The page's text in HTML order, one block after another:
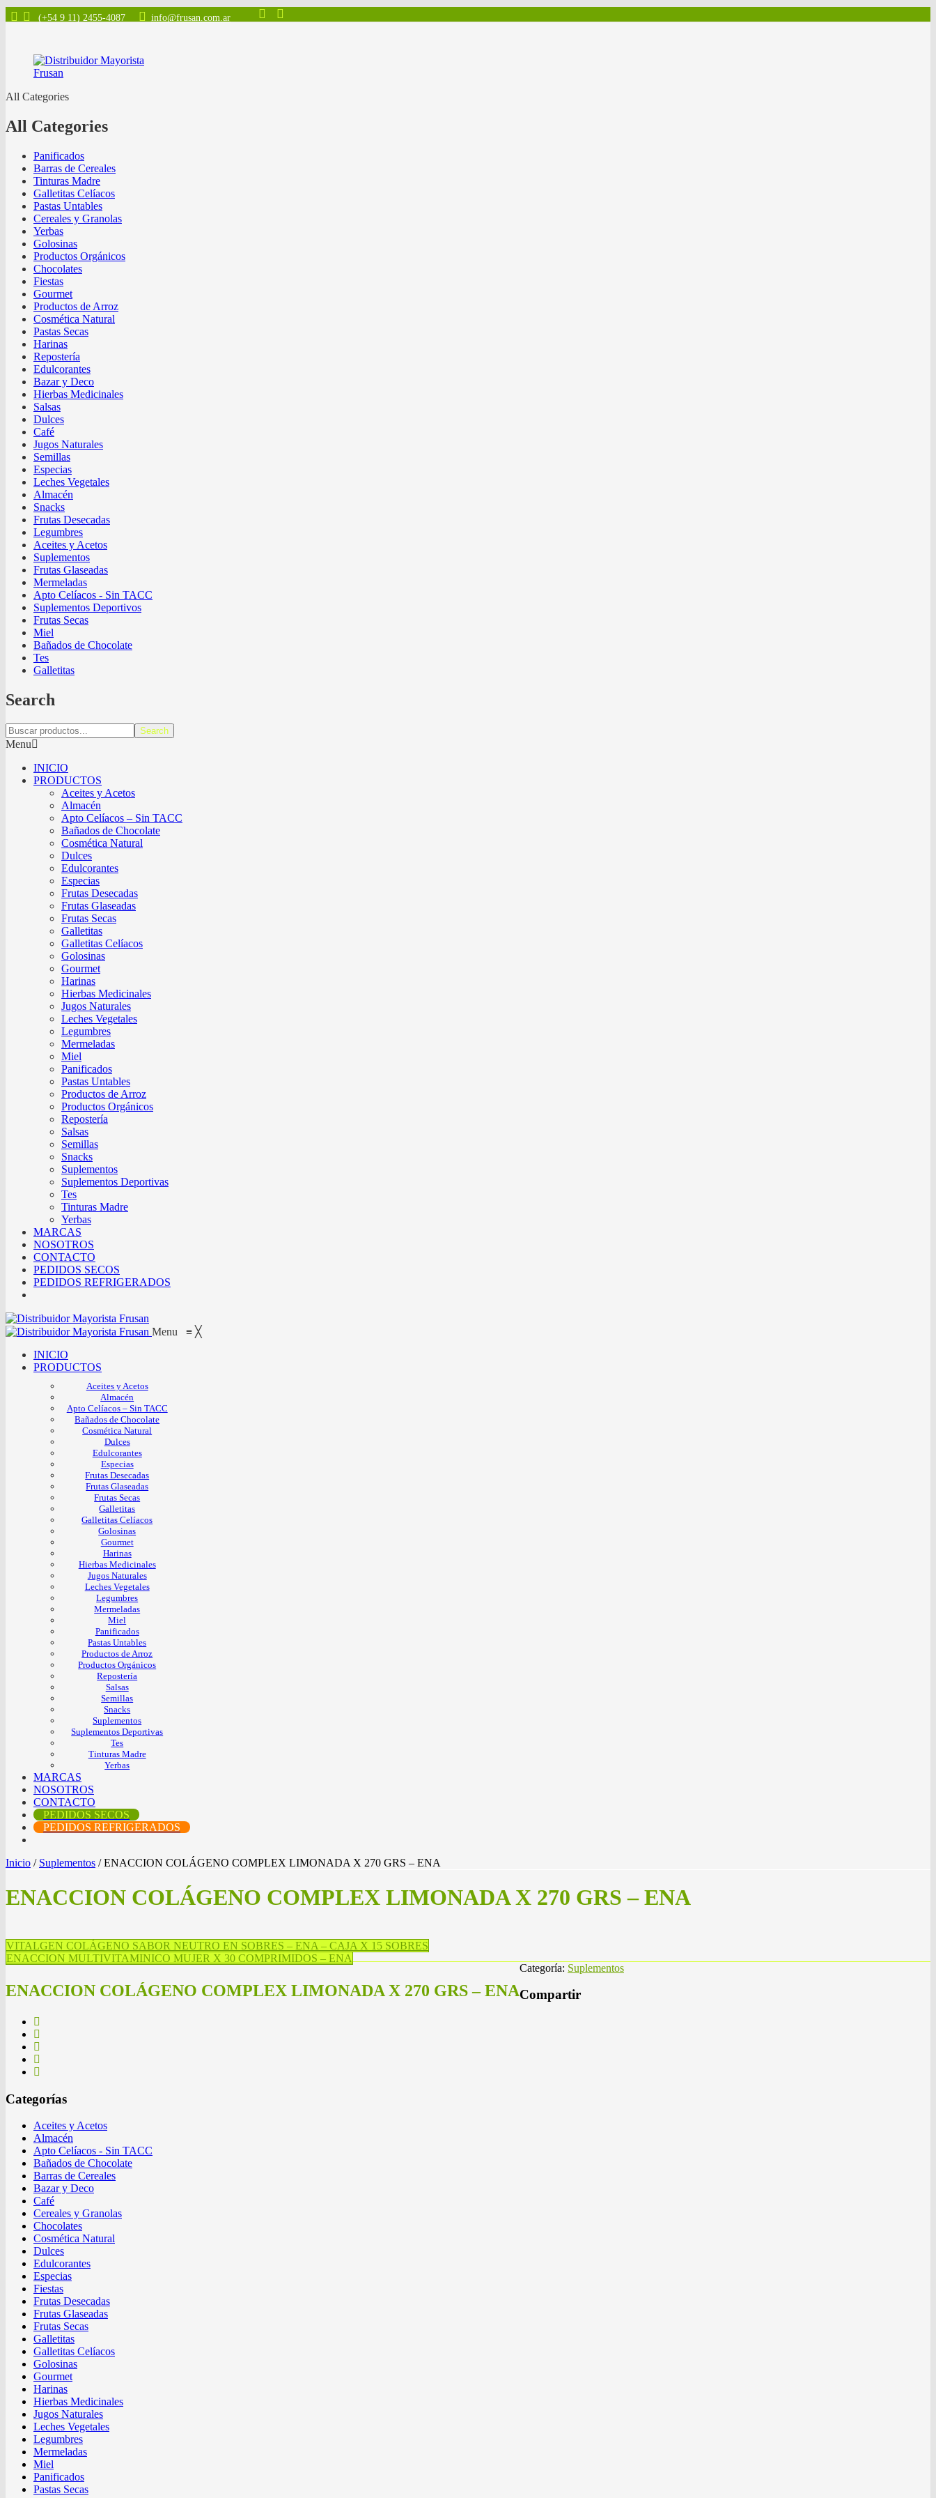
(+54 9 11) 2455-4087 info@frusan.com.ar
All Categories
All Categories
Panificados
Barras de Cereales
Tinturas Madre
Galletitas Celíacos
Pastas Untables
Cereales y Granolas
Yerbas
Golosinas
Productos Orgánicos
Chocolates
Fiestas
Gourmet
Productos de Arroz
Cosmética Natural
Pastas Secas
Harinas
Repostería
Edulcorantes
Bazar y Deco
Hierbas Medicinales
Salsas
Dulces
Café
Jugos Naturales
Semillas
Especias
Leches Vegetales
Almacén
Snacks
Frutas Desecadas
Legumbres
Aceites y Acetos
Suplementos
Frutas Glaseadas
Mermeladas
Apto Celíacos - Sin TACC
Suplementos Deportivos
Frutas Secas
Miel
Bañados de Chocolate
Tes
Galletitas
Search
Search
Menu
INICIO
PRODUCTOS
Aceites y Acetos
Almacén
Apto Celíacos – Sin TACC
Bañados de Chocolate
Cosmética Natural
Dulces
Edulcorantes
Especias
Frutas Desecadas
Frutas Glaseadas
Frutas Secas
Galletitas
Galletitas Celíacos
Golosinas
Gourmet
Harinas
Hierbas Medicinales
Jugos Naturales
Leches Vegetales
Legumbres
Mermeladas
Miel
Panificados
Pastas Untables
Productos de Arroz
Productos Orgánicos
Repostería
Salsas
Semillas
Snacks
Suplementos
Suplementos Deportivas
Tes
Tinturas Madre
Yerbas
MARCAS
NOSOTROS
CONTACTO
PEDIDOS SECOS
PEDIDOS REFRIGERADOS
Menu ≡ ╳
INICIO
PRODUCTOS
Aceites y Acetos
Almacén
Apto Celíacos – Sin TACC
Bañados de Chocolate
Cosmética Natural
Dulces
Edulcorantes
Especias
Frutas Desecadas
Frutas Glaseadas
Frutas Secas
Galletitas
Galletitas Celíacos
Golosinas
Gourmet
Harinas
Hierbas Medicinales
Jugos Naturales
Leches Vegetales
Legumbres
Mermeladas
Miel
Panificados
Pastas Untables
Productos de Arroz
Productos Orgánicos
Repostería
Salsas
Semillas
Snacks
Suplementos
Suplementos Deportivas
Tes
Tinturas Madre
Yerbas
MARCAS
NOSOTROS
CONTACTO
PEDIDOS SECOS
PEDIDOS REFRIGERADOS
Inicio / Suplementos /ENACCION COLÁGENO COMPLEX LIMONADA X 270 GRS – ENA
ENACCION COLÁGENO COMPLEX LIMONADA X 270 GRS – ENA
VITALGEN COLÁGENO SABOR NEUTRO EN SOBRES – ENA – CAJA X 15 SOBRES
ENACCION MULTIVITAMINICO MUJER X 30 COMPRIMIDOS – ENA
ENACCION COLÁGENO COMPLEX LIMONADA X 270 GRS – ENA
Categoría: Suplementos
Compartir
Categorías
Aceites y Acetos
Almacén
Apto Celíacos - Sin TACC
Bañados de Chocolate
Barras de Cereales
Bazar y Deco
Café
Cereales y Granolas
Chocolates
Cosmética Natural
Dulces
Edulcorantes
Especias
Fiestas
Frutas Desecadas
Frutas Glaseadas
Frutas Secas
Galletitas
Galletitas Celíacos
Golosinas
Gourmet
Harinas
Hierbas Medicinales
Jugos Naturales
Leches Vegetales
Legumbres
Mermeladas
Miel
Panificados
Pastas Secas